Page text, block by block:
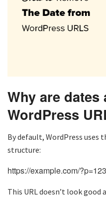
Why are
WordPress
By default, WordPress uses
structure:
https://example.com/?p=123
This URL doesn’t look